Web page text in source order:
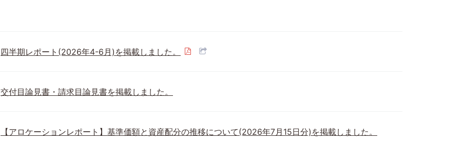
四半期レポート(2026年4-6月)を掲載しました。
交付目論見書・請求目論見書を掲載しました。
【アロケーションレポート】基準価額と資産配分の推移について(2026年7月15日分)を掲載しました。